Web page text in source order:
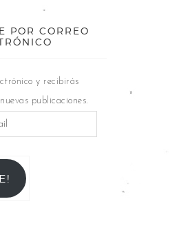
POR CORREO
y recibirás
publicaciones.